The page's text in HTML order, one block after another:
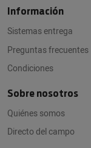
Información
Sistemas entrega
Preguntas frecuentes
Condiciones
Sobre nosotros
Quiénes somos
Directo del campo